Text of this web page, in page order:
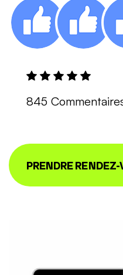
845
PRENDRE